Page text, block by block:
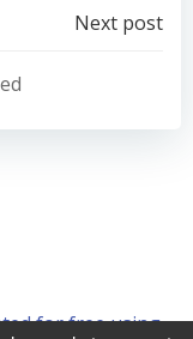
Next post
for free using